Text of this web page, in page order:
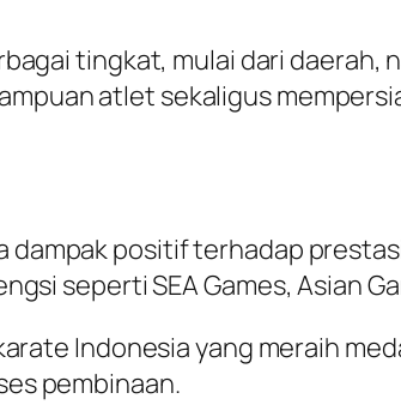
tingkat, mulai dari daerah,
atlet sekaligus
dampak positif terhadap
seperti SEA Games, Asian
Indonesia yang meraih
pembinaan.